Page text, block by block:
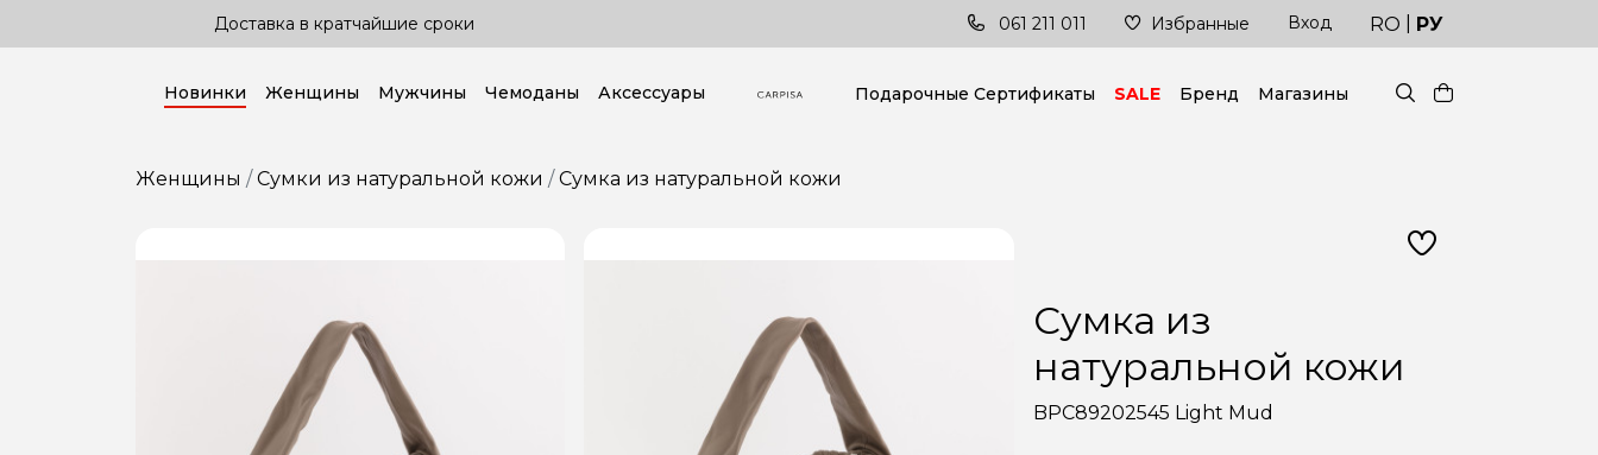
Доставка в кратчайшие сроки Последние тренды всегда под рукой!
061 211 011 Избранные Вход RO РУ
Новинки Женщины Мужчины Чемоданы Аксессуары Подарочные Cертификаты SALE Бренд Магазины
Женщины Сумки из натуральной кожи Сумка из натуральной кожи
Сумка из
натуральной кожи
BPC89202545 Light Mud